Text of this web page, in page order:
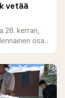
vetää
28. kerran,
osa...